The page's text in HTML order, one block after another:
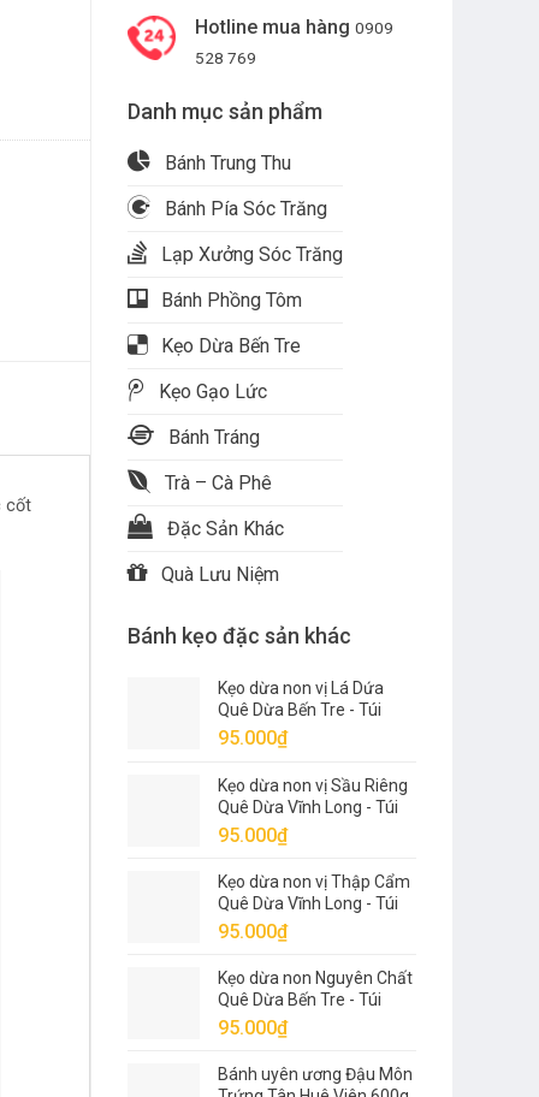
Hotline mua hàng 0909
528 769
Danh mục sản phẩm
Bánh Trung Thu
Bánh Pía Sóc Trăng
Lạp Xưởng Sóc Trăng
Bánh Phồng Tôm
Kẹo Dừa Bến Tre
Kẹo Gạo Lức
Bánh Tráng
Trà – Cà Phê
Đặc Sản Khác
Quà Lưu Niệm
Bánh kẹo đặc sản khác
Kẹo dừa non vị Lá Dứa
Quê Dừa Bến Tre - Túi
500g
95.000₫
Kẹo dừa non vị Sầu Riêng
Quê Dừa Vĩnh Long - Túi
500g
95.000₫
Kẹo dừa non vị Thập Cẩm
Quê Dừa Vĩnh Long - Túi
500g
95.000₫
Kẹo dừa non Nguyên Chất
Quê Dừa Bến Tre - Túi
500g
95.000₫
Bánh uyên ương Đậu Môn
cốt